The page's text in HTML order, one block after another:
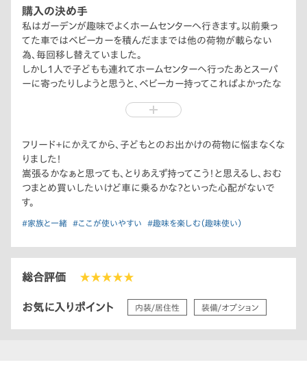
購入の決め手
私はガーデンが趣味でよくホームセンターへ行きます。以前乗っ
てた車ではベビーカーを積んだままでは他の荷物が載らない
為、毎回移し替えていました。
しかし1人で子どもも連れてホームセンターへ行ったあとスーパ
ーに寄ったりしようと思うと、ベビーカー持ってこればよかったな
カーが綺麗に収まるのです！写真は4輪のB型ですが、3輪のA型
の大きいベビーカーも収まります。そのおかげでホームセンター
で大量の砂を購入してもOK、その後にスーパーで買い物する用
のクーラーボックスも入っちゃいます！
フリード＋にかえてから、子どもとのお出かけの荷物に悩まなくな
りました！
嵩張るかなぁと思っても、とりあえず持ってこう！と思えるし、おむ
つまとめ買いしたいけど車に乗るかな？といった心配がないで
す。
#家族と一緒 #ここが使いやすい #趣味を楽しむ（趣味使い）
総合評価 ★★★★★
お気に入りポイント 内装/居住性 装備/オプション